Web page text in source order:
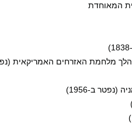
במהלך מלחמת האזרחים האמריקאית